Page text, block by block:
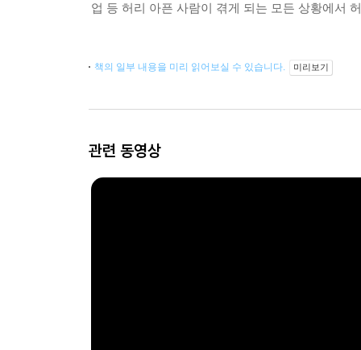
업 등 허리 아픈 사람이 겪게 되는 모든 상황에서
책의 일부 내용을 미리 읽어보실 수 있습니다. 미리보기
관련 동영상